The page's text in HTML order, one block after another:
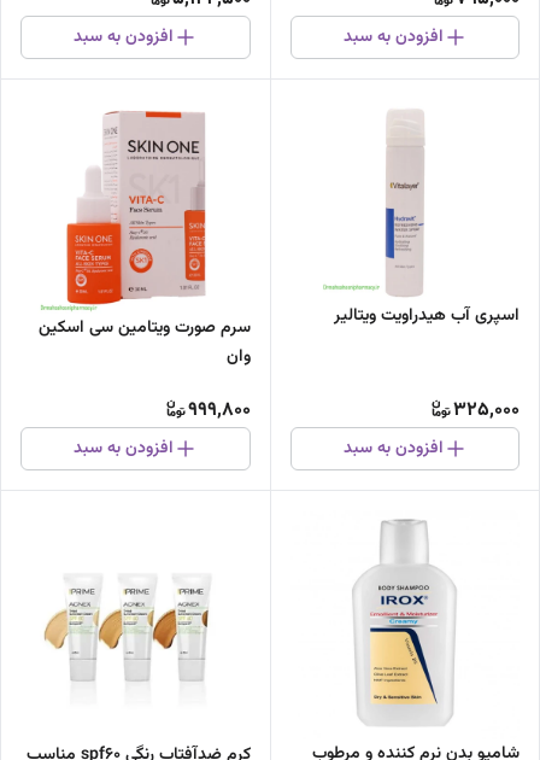
افزودن به سبد افزودن به سبد
اسپری آب هیدراویت ویتالیر
325,000
افزودن به سبد
سرم صورت ویتامین سی اسکین
وان
999,800
افزودن به سبد
شامپو بدن نرم کننده و مرطوب